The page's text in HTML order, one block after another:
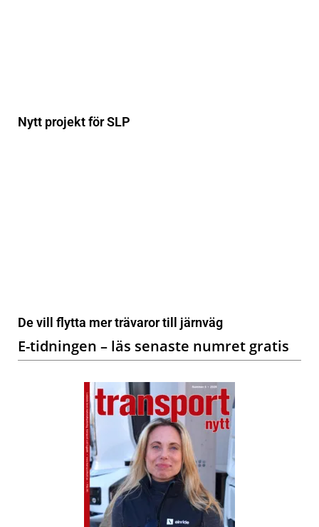
Nytt projekt för SLP
De vill flytta mer trävaror till järnväg
E-tidningen – läs senaste numret gratis